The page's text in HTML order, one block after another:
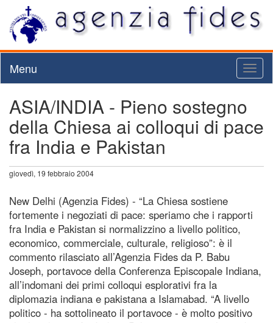
Menu
ASIA/INDIA - Pieno sostegno
della Chiesa ai colloqui di pace
fra India e Pakistan
giovedì, 19 febbraio 2004
New Delhi (Agenzia Fides) - “La Chiesa sostiene
fortemente i negoziati di pace: speriamo che i rapporti
fra India e Pakistan si normalizzino a livello politico,
economico, commerciale, culturale, religioso”: è il
commento rilasciato all’Agenzia Fides da P. Babu
Joseph, portavoce della Conferenza Episcopale Indiana,
all’indomani dei primi colloqui esplorativi fra la
diplomazia indiana e pakistana a Islamabad. “A livello
politico - ha sottolineato il portavoce - è molto positivo